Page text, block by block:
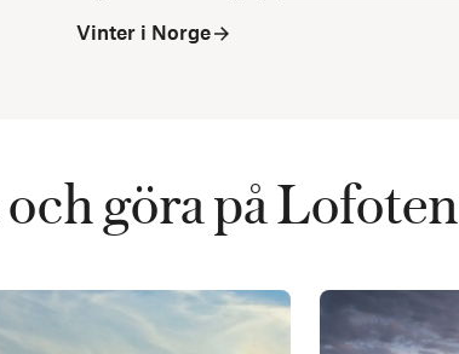
Vinter i Norge
göra på Lofoten